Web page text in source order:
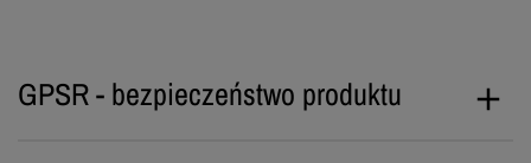
GPSR - bezpieczeństwo produktu